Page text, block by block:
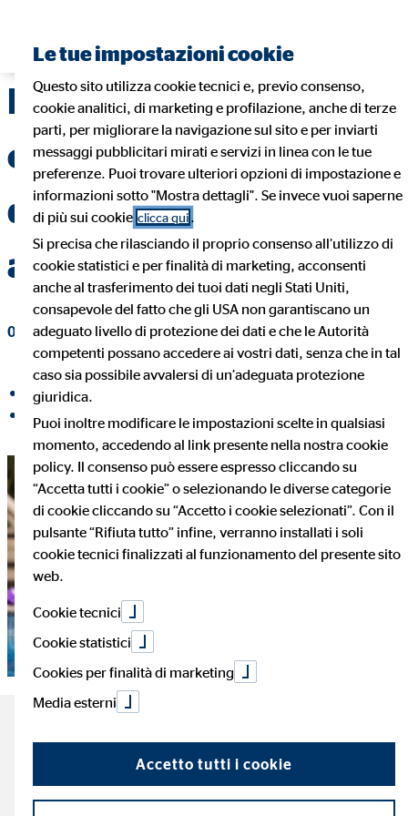
Finalmente il sole:
consigli per il budget
delle vacanze e
assicurazione viaggi
05. luglio 2022|OVB Consulenza Patrimoniale srl
Condividi su Facebook
Condividi su LinkedIn
sulle assicurazioni di
Le tue impostazioni cookie
Questo sito utilizza cookie tecnici e, previo consenso,
cookie analitici, di marketing e profilazione, anche di terze
parti, per migliorare la navigazione sul sito e per inviarti
messaggi pubblicitari mirati e servizi in linea con le tue
preferenze. Puoi trovare ulteriori opzioni di impostazione e
informazioni sotto "Mostra dettagli". Se invece vuoi saperne
di più sui cookie clicca qui .
Si precisa che rilasciando il proprio consenso all’utilizzo di
cookie statistici e per finalità di marketing, acconsenti
anche al trasferimento dei tuoi dati negli Stati Uniti,
consapevole del fatto che gli USA non garantiscano un
adeguato livello di protezione dei dati e che le Autorità
competenti possano accedere ai vostri dati, senza che in tal
caso sia possibile avvalersi di un’adeguata protezione
giuridica.
Puoi inoltre modificare le impostazioni scelte in qualsiasi
momento, accedendo al link presente nella nostra cookie
policy. Il consenso può essere espresso cliccando su
“Accetta tutti i cookie” o selezionando le diverse categorie
di cookie cliccando su “Accetto i cookie selezionati”. Con il
pulsante “Rifiuta tutto” infine, verranno installati i soli
cookie tecnici finalizzati al funzionamento del presente sito
web.
Cookie tecnici
Cookie statistici
Cookies per finalità di marketing
Media esterni
Accetto tutti i cookie